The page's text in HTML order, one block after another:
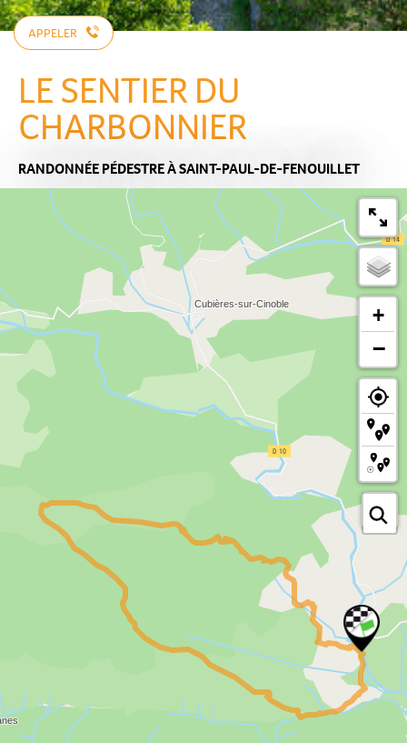
APPELER
LE SENTIER DU
CHARBONNIER
RANDONNÉE PÉDESTREÀ SAINT-PAUL-DE-FENOUILLET
+
−